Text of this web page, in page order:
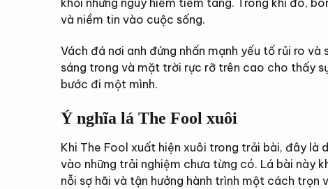
khỏi những nguy hiểm tiềm tàng. Trong khi đó,
và niềm tin vào cuộc sống.
Vách đá nơi anh đứng nhấn mạnh yếu tố rủi ro
sáng trong và mặt trời rực rỡ trên cao cho thấy
bước đi một mình.
Ý nghĩa lá The Fool xuôi
Khi The Fool xuất hiện xuôi trong trải bài, đây là
vào những trải nghiệm chưa từng có. Lá bài này
nỗi sợ hãi và tận hưởng hành trình một cách trọn